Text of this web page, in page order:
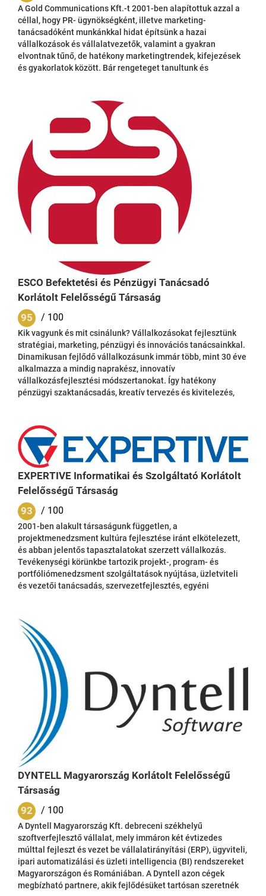
A Gold Communications Kft.-t 2001-ben alapítottuk azzal a
céllal, hogy PR- ügynökségként, illetve marketing-
tanácsadóként munkánkkal hidat építsünk a hazai
vállalkozások és vállalatvezetők, valamint a gyakran
elvontnak tűnő, de hatékony marketingtrendek, kifejezések
és gyakorlatok között. Bár rengeteget tanultunk és
távolodunk el a piac realitásaitól és ügyfeleink mindennapi
üzletmenetétől. Nemcsak hasznára akarunk lenni a hozzánk
fordulóknak, de mindezt egyszerűen és érthetően tesszük....
ESCO Befektetési és Pénzügyi Tanácsadó
Korlátolt Felelősségű Társaság
95
/ 100
Kik vagyunk és mit csinálunk? Vállalkozásokat fejlesztünk
stratégiai, marketing, pénzügyi és innovációs tanácsainkkal.
Dinamikusan fejlődő vállalkozásunk immár több, mint 30 éve
alkalmazza a mindig naprakész, innovatív
vállalkozásfejlesztési módszertanokat. Így hatékony
pénzügyi szaktanácsadás, kreatív tervezés és kivitelezés,
számára a megfelelő fejlesztési környezetet. Nem
alkalmazunk sablonokat és nem „gyártjuk futószalagon” a
projekteket. Valós igények és piacismeret alapján
határozzuk meg azokat...
EXPERTIVE Informatikai és Szolgáltató Korlátolt
Felelősségű Társaság
93
/ 100
2001-ben alakult társaságunk független, a
projektmenedzsment kultúra fejlesztése iránt elkötelezett,
és abban jelentős tapasztalatokat szerzett vállalkozás.
Tevékenységi körünkbe tartozik projekt-, program- és
portfóliómenedzsment szolgáltatások nyújtása, üzletviteli
és vezetői tanácsadás, szervezetfejlesztés, egyéni
portfólió- és projektmenedzsment támogató IT eszköz
kiválasztása és bevezetése. Tapasztalatokat szereztünk az
IT és Telekom szektortól az állami szektoron keresztül a
pénzügyi szektorig....
DYNTELL Magyarország Korlátolt Felelősségű
Társaság
92
/ 100
A Dyntell Magyarország Kft. debreceni székhelyű
szoftverfejlesztő vállalat, mely immáron két évtizedes
múlttal fejleszt és vezet be vállalatirányítási (ERP), ügyviteli,
ipari automatizálási és üzleti intelligencia (BI) rendszereket
Magyarországon és Romániában. A Dyntell azon cégek
megbízható partnere, akik fejlődésüket tartósan szeretnék